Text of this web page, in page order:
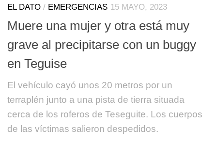
EL DATO / EMERGENCIAS 15 MAYO, 2023
Muere una mujer y otra está muy
grave al precipitarse con un buggy
en Teguise
El vehículo cayó unos 20 metros por un
terraplén junto a una pista de tierra situada
cerca de los roferos de Teseguite. Los cuerpos
de las víctimas salieron despedidos.